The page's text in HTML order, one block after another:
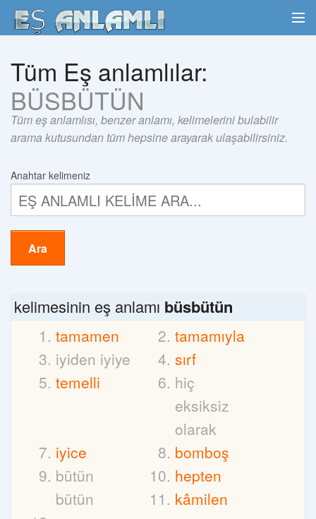
Tüm Eş anlamlılar:
BÜSBÜTÜN
Tüm eş anlamlısı, benzer anlamı, kelimelerini bulabilir
arama kutusundan tüm hepsine arayarak ulaşabilirsiniz.
Anahtar kelimeniz
Ara
kelimesinin eş anlamı büsbütün
tamamen
tamamıyla
iyiden iyiye
sırf
temelli
hiç
eksiksiz
olarak
iyice
bomboş
bütün
bütün
hepten
kâmilen